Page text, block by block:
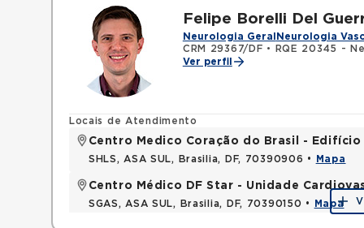
Felipe Borelli Del
Neurologia Geral Neurologia
CRM 29367/DF •
RQE 20345 -
Ver perfil
Locais de Atendimento
Centro Medico Coração do Brasil - Edifício
SHLS, ASA SUL, Brasilia, DF, 70390906 • Mapa
Centro Médico DF Star - Unidade
SGAS, ASA SUL, Brasilia, DF, 70390150 • Mapa